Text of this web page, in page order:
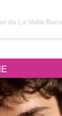
da La Volta